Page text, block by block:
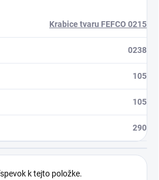
Krabice tvaru FEFCO 0215
0238
105
105
290
k tejto položke.